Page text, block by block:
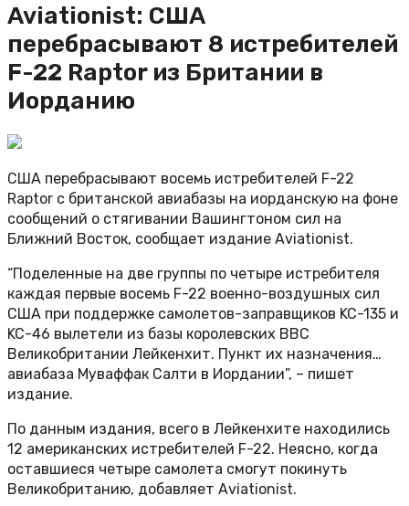
Aviationist: США
перебрасывают 8 истребителей
F-22 Raptor из Британии в
Иорданию
США перебрасывают восемь истребителей F-22
Raptor c британской авиабазы на иорданскую на фоне
сообщений о стягивании Вашингтоном сил на
Ближний Восток, сообщает издание Aviationist.
“Поделенные на две группы по четыре истребителя
каждая первые восемь F-22 военно-воздушных сил
США при поддержке самолетов-заправщиков KC-135 и
KC-46 вылетели из базы королевских ВВС
Великобритании Лейкенхит. Пункт их назначения…
авиабаза Муваффак Салти в Иордании”, – пишет
издание.
По данным издания, всего в Лейкенхите находились
12 американских истребителей F-22. Неясно, когда
оставшиеся четыре самолета смогут покинуть
Великобританию, добавляет Aviationist.